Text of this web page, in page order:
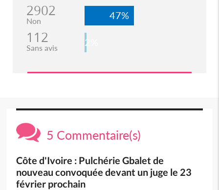
2902
Non 47%
112
Sans avis 2%
5 Commentaire(s)
Côte d'Ivoire : Pulchérie Gbalet de
nouveau convoquée devant un juge le 23
février prochain